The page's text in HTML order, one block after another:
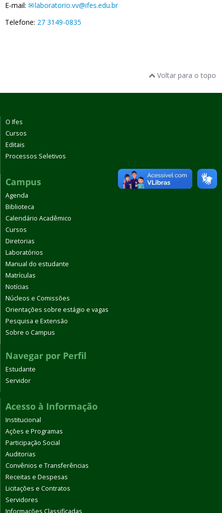
E-mail:
laboratorio.vv@ifes.edu.br
Telefone: 27 3149-0835
Voltar para o topo
O Ifes
Cursos
Editais
Processos Seletivos
Campus
Agenda
Biblioteca
Calendário Acadêmico
Cursos
Diretorias
Laboratórios
Manual do estudante
Matrículas
Notícias
Núcleos e Comissões
Orientações sobre estágio e vagas
Pesquisa e Extensão
Sobre o Campus
Navegar por Perfil
Estudante
Servidor
Acesso à Informação
Institucional
Ações e Programas
Participação Social
Auditorias
Convênios e Transferências
Receitas e Despesas
Licitações e Contratos
Servidores